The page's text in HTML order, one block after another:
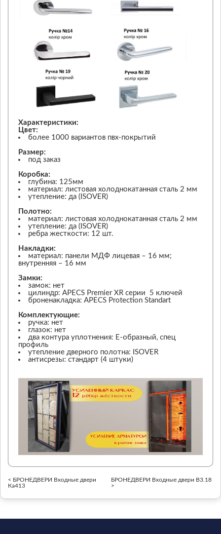
Характеристики:
Цвет:
более 1000 вариантов пвх-покрытий
Размер:
под заказ
Коробка:
глубина: 125мм
материал: листовая холоднокатанная сталь 2 мм
утепление: да (ISOVER)
Полотно:
материал: листовая холоднокатанная сталь 2 мм
утепление: да (ISOVER)
ребра жесткости: 12 шт.
Накладки:
материал: панели МДФ лицевая – 16 мм;
внутренняя – 16 мм
Замки:
замок: нет
цилиндр: APECS Premier XR серии 5 ключей
броненакладка: APECS Protection Standart
Комплектующие:
ручка: нет
глазок: нет
два контура уплотнения: Е-образный, спец
профиль
утепление дверного полотна: ISOVER
антисрезы: стандарт (4 штуки)
< БРОНЕДВЕРИ Входные двери
Ка413
БРОНЕДВЕРИ Входные двери В3.18
>